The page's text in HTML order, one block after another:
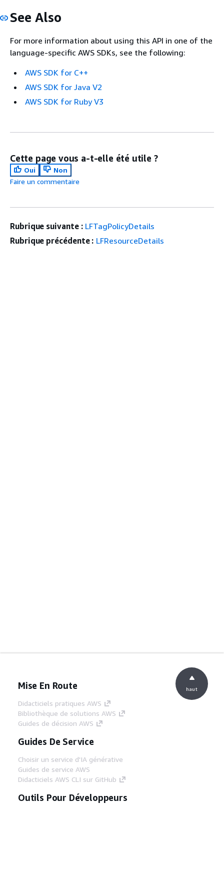
See Also
For more information about using this API in one of the
language-specific AWS SDKs, see the following:
AWS SDK for C++
AWS SDK for Java V2
AWS SDK for Ruby V3
Cette page vous a-t-elle été utile ?
Oui
Non
Faire un commentaire
Rubrique suivante : LFTagPolicyDetails
Rubrique précédente : LFResourceDetails
Mise En Route
Didacticiels pratiques AWS
Bibliothèque de solutions AWS
Guides de décision AWS
Guides De Service
Choisir un service d'IA générative
Guides de service AWS
Didacticiels AWS CLI sur GitHub
Outils Pour Développeurs
haut